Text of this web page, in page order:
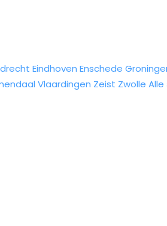
Eindhoven Enschede
Vlaardingen Zeist Zwolle